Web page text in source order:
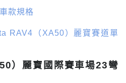
款規格
RAV4（XA50）麗寶賽道單
）麗寶國際賽車場23彎